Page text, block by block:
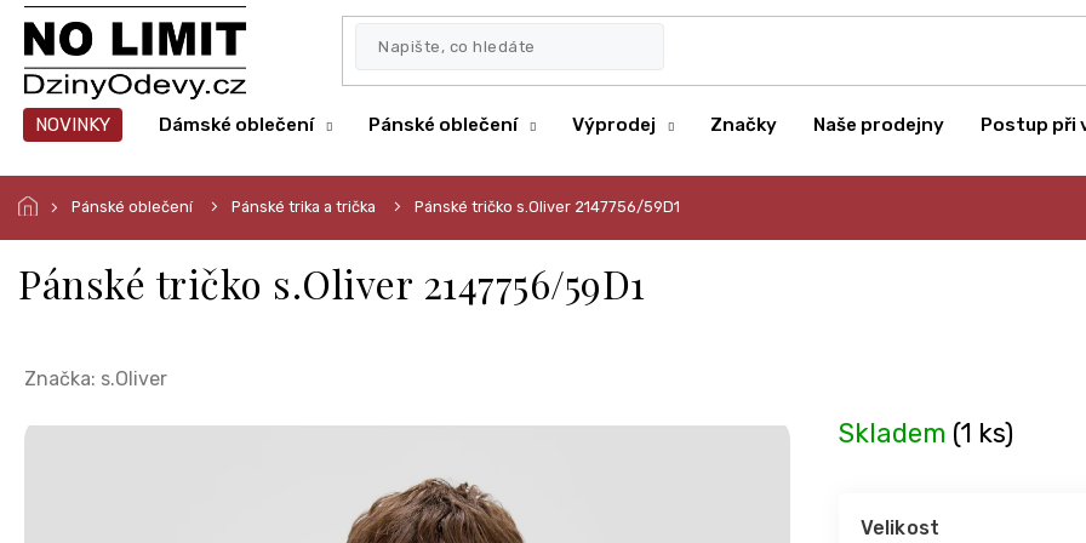
Přejít
obsah
NOVINKY Dámské oblečení Pánské oblečení Výprodej Značky Naše prodejny Postup při
Pánské oblečení Pánské trika a trička Pánské tričko s.Oliver 2147756/59D1
Pánské tričko s.Oliver 2147756/59D1
Značka: s.Oliver
Skladem (1 ks)
Velikost